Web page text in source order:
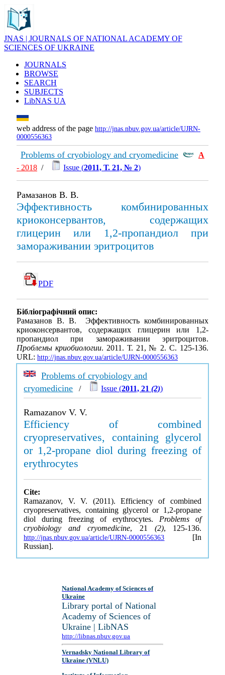
JNAS | JOURNALS OF NATIONAL ACADEMY OF
SCIENCES OF UKRAINE
JOURNALS
BROWSE
SEARCH
SUBJECTS
LibNAS UA
web address of the page http://jnas.nbuv.gov.ua/article/UJRN-
0000556363
Problems of cryobiology and cryomedicine
А
- 2018 / Issue (2011, Т. 21, № 2)
Рамазанов В. В.
Эффективность комбинированных
криоконсервантов, содержащих
глицерин или 1,2-пропандиол при
замораживании эритроцитов
PDF
Бібліографічний опис:
Рамазанов В. В. Эффективность комбинированных
криоконсервантов, содержащих глицерин или 1,2-
пропандиол при замораживании эритроцитов.
Проблемы криобиологии. 2011. Т. 21, № 2. С. 125-136.
URL: http://jnas.nbuv.gov.ua/article/UJRN-0000556363
Problems of cryobiology and
cryomedicine / Issue (2011, 21(2))
Ramazanov V. V.
Efficiency of combined
cryopreservatives, containing glycerol
or 1,2-propane diol during freezing of
erythrocytes
Cite:
Ramazanov, V. V. (2011). Efficiency of combined
cryopreservatives, containing glycerol or 1,2-propane
diol during freezing of erythrocytes. Problems of
cryobiology and cryomedicine, 21 (2), 125-136.
http://jnas.nbuv.gov.ua/article/UJRN-0000556363 [In
Russian].
National Academy of Sciences of
Ukraine
Library portal of National
Academy of Sciences of
Ukraine | LibNAS
http://libnas.nbuv.gov.ua
Vernadsky National Library of
Ukraine (VNLU)